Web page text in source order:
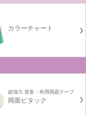
カラーチャート
超強力 造形・布用両面テープ
両面ピタック